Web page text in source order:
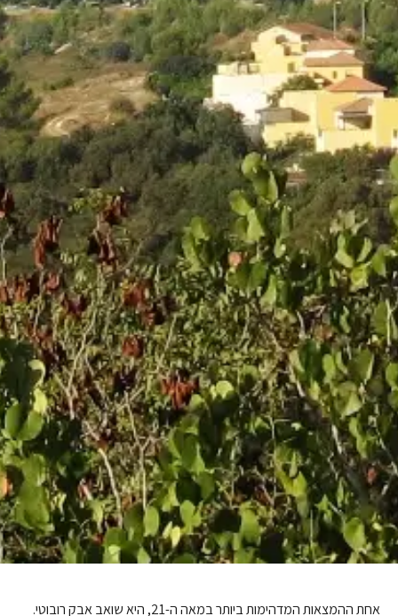
אחת ההמצאות המדהימות ביותר במאה ה-21, היא שואב אבק רובוטי.